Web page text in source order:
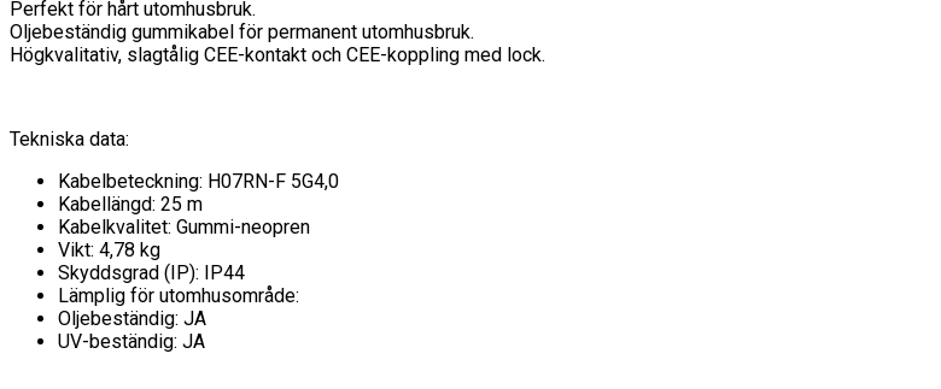
Perfekt för hårt utomhusbruk.
Oljebeständig gummikabel för permanent utomhusbruk.
Högkvalitativ, slagtålig CEE-kontakt och CEE-koppling med lock.
Tekniska data:
Kabelbeteckning: H07RN-F 5G4,0
Kabellängd: 25 m
Kabelkvalitet: Gummi-neopren
Vikt: 4,78 kg
Skyddsgrad (IP): IP44
Lämplig för utomhusområde:
Oljebeständig: JA
UV-beständig: JA